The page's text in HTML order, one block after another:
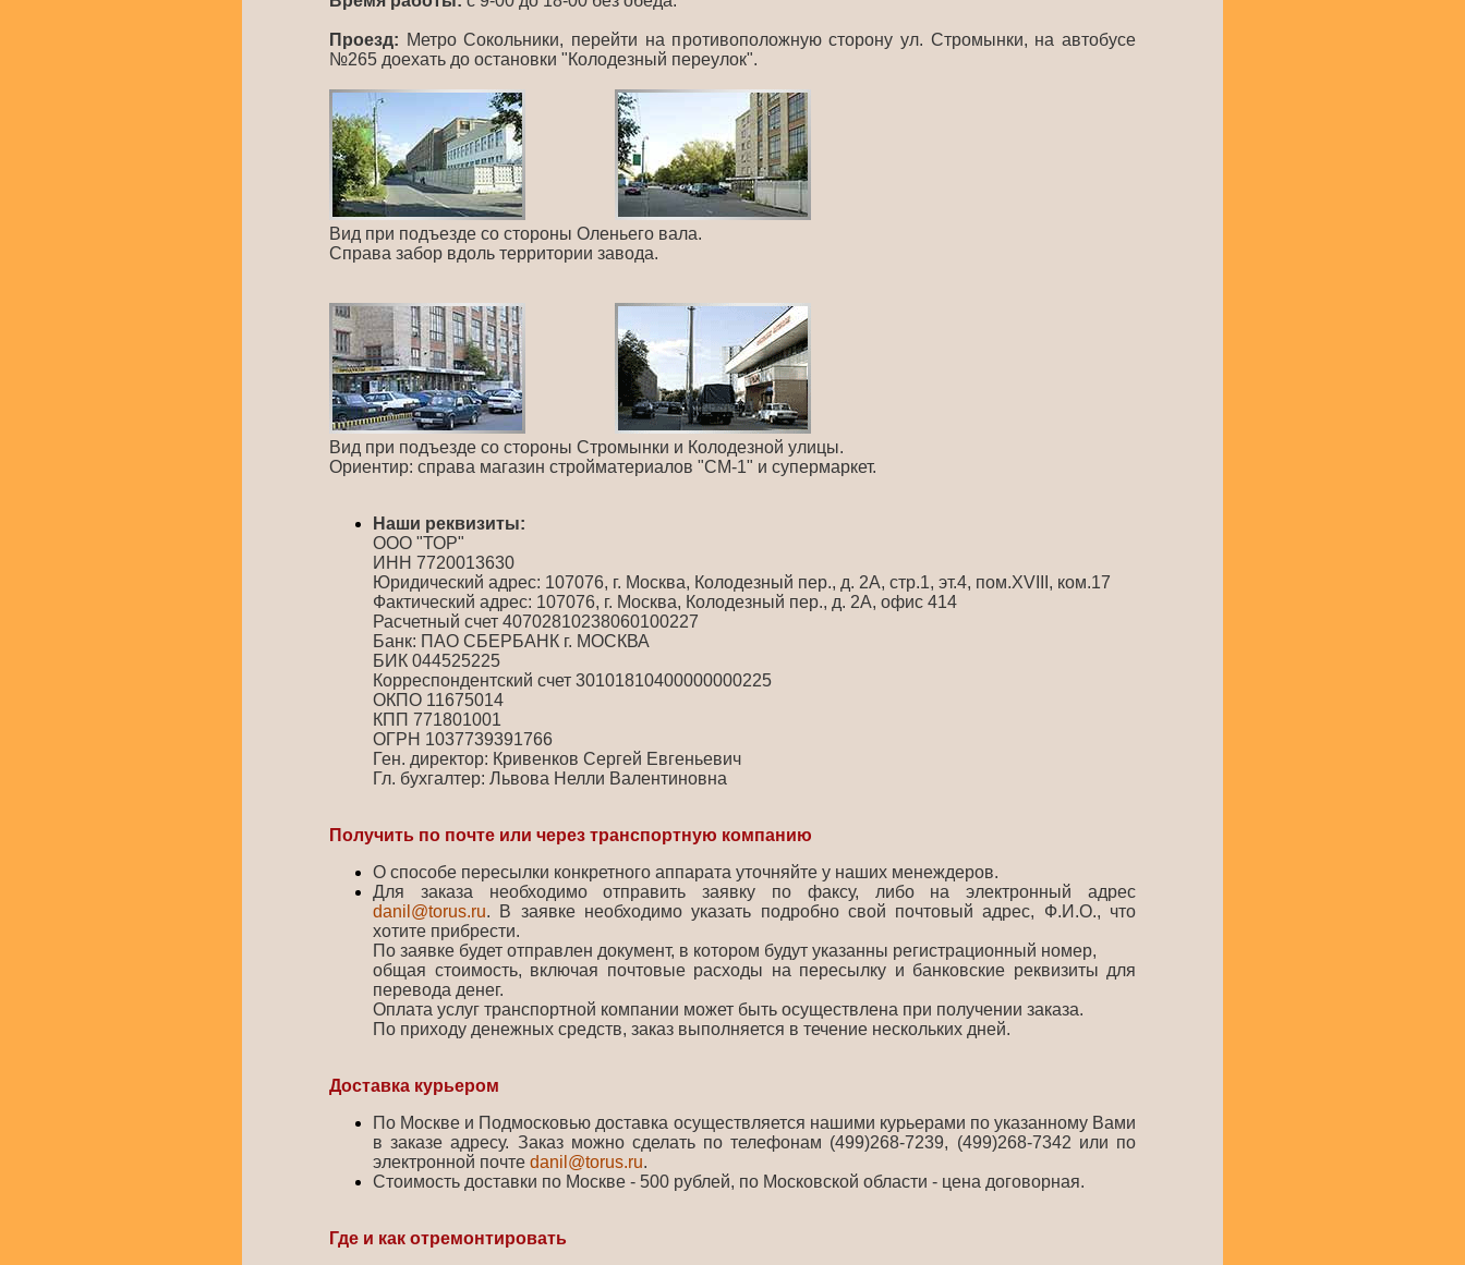
Проезд: Метро Сокольники, перейти на противоположную сторону ул. Стромынки, на автобусе
№265 доехать до остановки "Колодезный переулок".
Вид при подъезде со стороны Оленьего вала.
Справа забор вдоль территории завода.
Вид при подъезде со стороны Стромынки и Колодезной улицы.
Ориентир: справа магазин стройматериалов "СМ-1" и супермаркет.
Наши реквизиты:
ООО "ТОР"
ИНН 7720013630
Юридический адрес: 107076, г. Москва, Колодезный пер., д. 2А, стр.1, эт.4, пом.XVIII, ком.17
Фактический адрес: 107076, г. Москва, Колодезный пер., д. 2А, офис 414
Расчетный счет 40702810238060100227
Банк: ПАО СБЕРБАНК г. МОСКВА
БИК 044525225
Корреспондентский счет 30101810400000000225
ОКПО 11675014
КПП 771801001
ОГРН 1037739391766
Ген. директор: Кривенков Сергей Евгеньевич
Гл. бухгалтер: Львова Нелли Валентиновна
Получить по почте или через транспортную компанию
О способе пересылки конкретного аппарата уточняйте у наших менеждеров.
Для заказа необходимо отправить заявку по факсу, либо на электронный адрес
danil@torus.ru. В заявке необходимо указать подробно свой почтовый адрес, Ф.И.О., что
хотите прибрести.
По заявке будет отправлен документ, в котором будут указанны регистрационный номер,
общая стоимость, включая почтовые расходы на пересылку и банковские реквизиты для
перевода денег.
Оплата услуг транспортной компании может быть осуществлена при получении заказа.
По приходу денежных средств, заказ выполняется в течение нескольких дней.
Доставка курьером
По Москве и Подмосковью доставка осуществляется нашими курьерами по указанному Вами
в заказе адресу. Заказ можно сделать по телефонам (499)268-7239, (499)268-7342 или по
электронной почте danil@torus.ru.
Стоимость доставки по Москве - 500 рублей, по Московской области - цена договорная.
Где и как отремонтировать